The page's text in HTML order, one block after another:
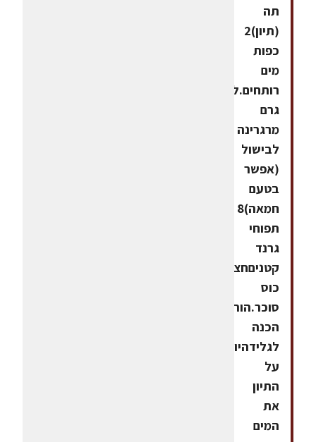
תה
(תיון)2
כפות
מים
גרם
מרגרינה
לבישול
(אפשר
בטעם
חמאה)8
תפוחי
גרנד
קטניםחצי
כוס
סוכר.הוראות
הכנה
לגלידהיוצקים
על
התיון
את
המים